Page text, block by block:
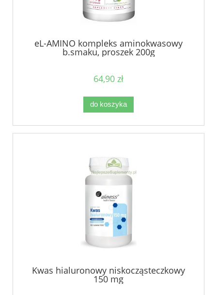
eL-AMINO kompleks aminokwasowy
b.smaku, proszek 200g
64,90 zł
do koszyka
Kwas hialuronowy niskocząsteczkowy
150 mg